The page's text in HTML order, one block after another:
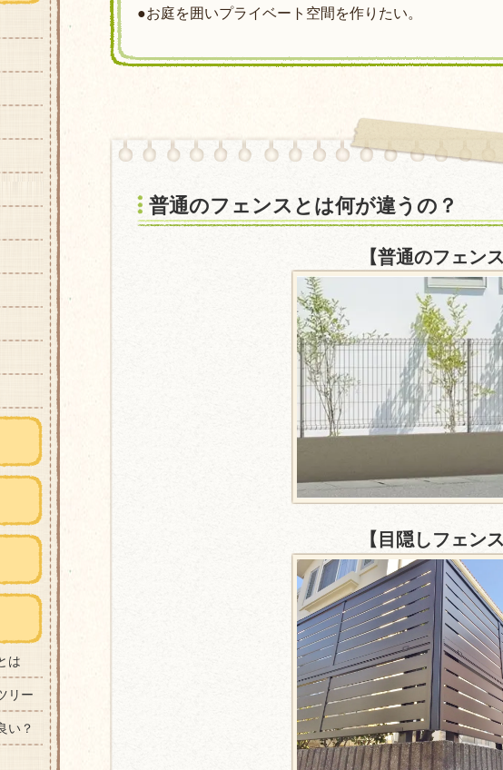
●お庭を囲いプライベート空間を作りたい。
普通のフェンスとは何が違うの？
【普通のフェン
【目隠しフェン
は
リー
い？